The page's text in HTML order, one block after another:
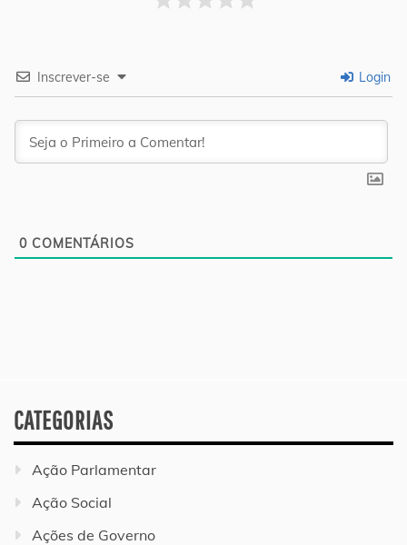
Inscrever-se Login
0 COMENTÁRIOS
CATEGORIAS
Ação Parlamentar
Ação Social
Ações de Governo